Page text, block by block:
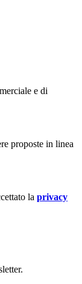
e di
proposte in linea
la privacy